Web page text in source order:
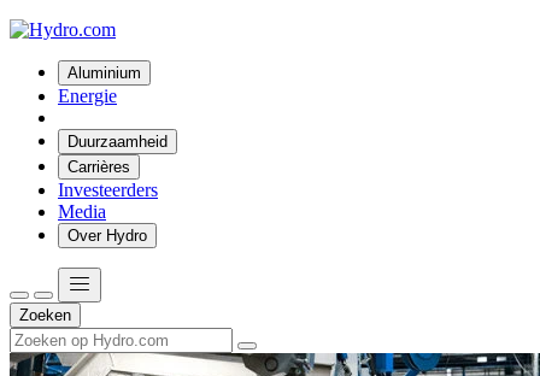
Aluminium
Energie
Duurzaamheid
Carrières
Investeerders
Media
Over Hydro
Zoeken